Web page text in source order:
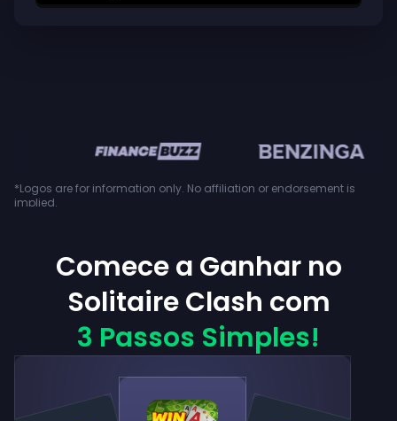
*Logos are for information only. No affiliation or endorsement is
implied.
Comece a Ganhar no
Solitaire Clash com
3 Passos Simples!